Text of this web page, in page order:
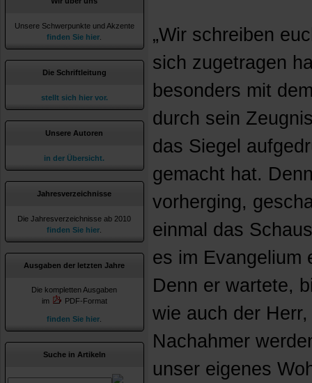
Unsere Schwerpunkte und Akzente
finden Sie hier
Die Schriftleitung
stellt sich hier vor.
Unsere Autoren
in der Übersicht.
Jahresverzeichnisse
Die Jahresverzeichnisse ab 2010
finden Sie hier
Ausgaben der letzten Jahre
Die kompletten Ausgaben
im
PDF-Format
finden Sie hier
Suche in Artikeln
„Wir schreiben
sich zugetragen
besonders mit
durch sein
das Siegel
gemacht hat.
vorherging,
einmal das
es im Evangelium
Denn er wartete,
wie auch der
Nachahmer
unser eigenes